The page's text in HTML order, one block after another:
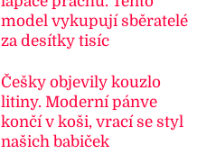
model vykupují sběratelé
za desítky tisíc
Češky objevily kouzlo
litiny. Moderní pánve
končí v koši, vrací se styl
našich babiček